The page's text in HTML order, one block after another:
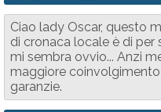
Ciao lady Oscar, questo
di cronaca locale è di per
mi sembra ovvio... Anzi
maggiore
garanzie.